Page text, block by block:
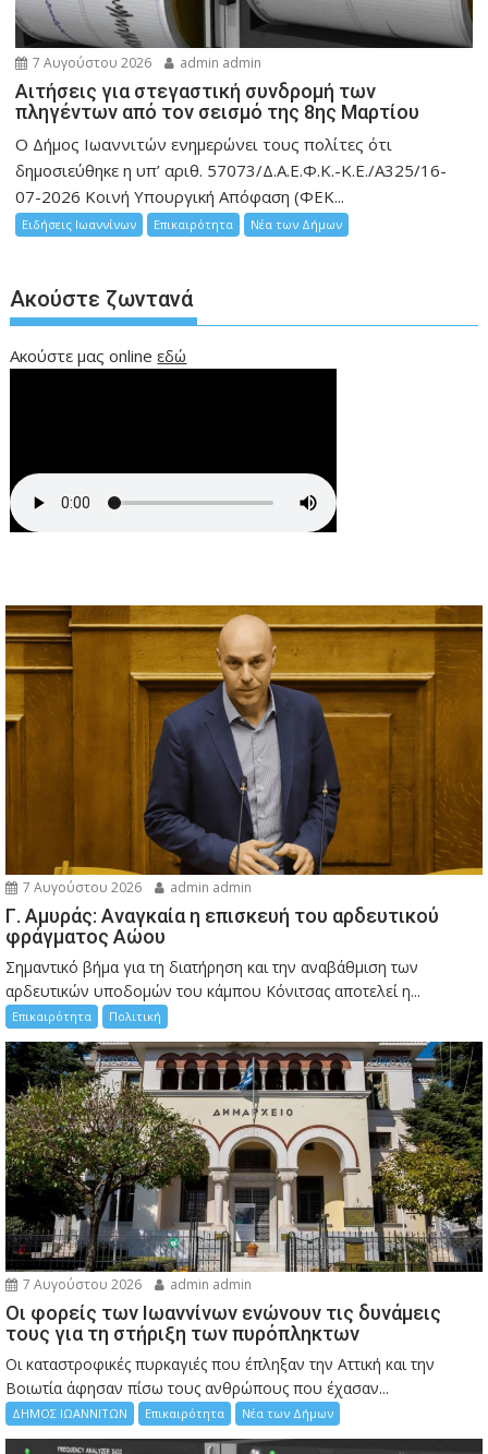
7 Αυγούστου 2026 admin admin
Αιτήσεις για στεγαστική συνδρομή των
πληγέντων από τον σεισμό της 8ης Μαρτίου
Ο Δήμος Ιωαννιτών ενημερώνει τους πολίτες ότι
δημοσιεύθηκε η υπ’ αριθ. 57073/Δ.Α.Ε.Φ.Κ.-Κ.Ε./Α325/16-
07-2026 Κοινή Υπουργική Απόφαση (ΦΕΚ...
Ειδήσεις Ιωαννίνων Επικαιρότητα Νέα των Δήμων
Ακούστε ζωντανά
Ακούστε μας onlineεδώ
7 Αυγούστου 2026 admin admin
Γ. Αμυράς: Αναγκαία η επισκευή του αρδευτικού
φράγματος Αώου
Σημαντικό βήμα για τη διατήρηση και την αναβάθμιση των
αρδευτικών υποδομών του κάμπου Κόνιτσας αποτελεί η...
Επικαιρότητα Πολιτική
7 Αυγούστου 2026 admin admin
Οι φορείς των Ιωαννίνων ενώνουν τις δυνάμεις
τους για τη στήριξη των πυρόπληκτων
Οι καταστροφικές πυρκαγιές που έπληξαν την Αττική και την
Bοιωτία άφησαν πίσω τους ανθρώπους που έχασαν...
ΔΗΜΟΣ ΙΩΑΝΝΙΤΩΝ Επικαιρότητα Νέα των Δήμων